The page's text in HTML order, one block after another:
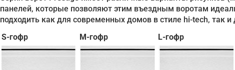
панелей, которые позволяют этим въездным воротам
подходить как для современных домов в стиле hi-tech, так
S-гофр
M-гофр L-гофр